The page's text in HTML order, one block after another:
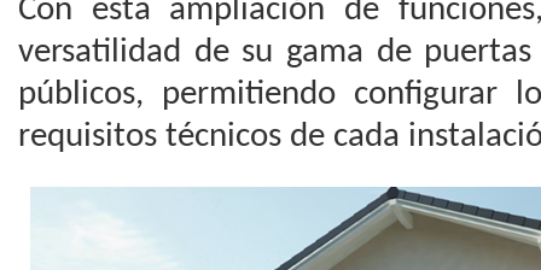
Con esta ampliación de
versatilidad de su gama de
públicos, permitiendo configurar
requisitos técnicos de cada